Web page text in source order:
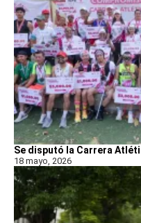
Se disputó la Carrera
18 mayo, 2026